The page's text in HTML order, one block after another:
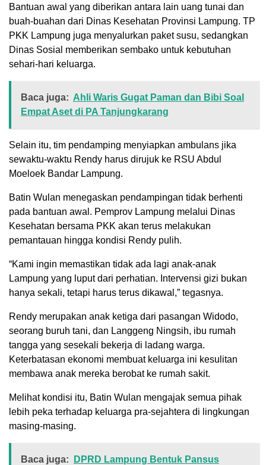
Bantuan awal yang diberikan antara lain uang tunai dan
buah-buahan dari Dinas Kesehatan Provinsi Lampung. TP
PKK Lampung juga menyalurkan paket susu, sedangkan
Dinas Sosial memberikan sembako untuk kebutuhan
sehari-hari keluarga.
Baca juga: Ahli Waris Gugat Paman dan Bibi Soal
Empat Aset di PA Tanjungkarang
Selain itu, tim pendamping menyiapkan ambulans jika
sewaktu-waktu Rendy harus dirujuk ke RSU Abdul
Moeloek Bandar Lampung.
Batin Wulan menegaskan pendampingan tidak berhenti
pada bantuan awal. Pemprov Lampung melalui Dinas
Kesehatan bersama PKK akan terus melakukan
pemantauan hingga kondisi Rendy pulih.
“Kami ingin memastikan tidak ada lagi anak-anak
Lampung yang luput dari perhatian. Intervensi gizi bukan
hanya sekali, tetapi harus terus dikawal,” tegasnya.
Rendy merupakan anak ketiga dari pasangan Widodo,
seorang buruh tani, dan Langgeng Ningsih, ibu rumah
tangga yang sesekali bekerja di ladang warga.
Keterbatasan ekonomi membuat keluarga ini kesulitan
membawa anak mereka berobat ke rumah sakit.
Melihat kondisi itu, Batin Wulan mengajak semua pihak
lebih peka terhadap keluarga pra-sejahtera di lingkungan
masing-masing.
Baca juga:
DPRD Lampung Bentuk Pansus